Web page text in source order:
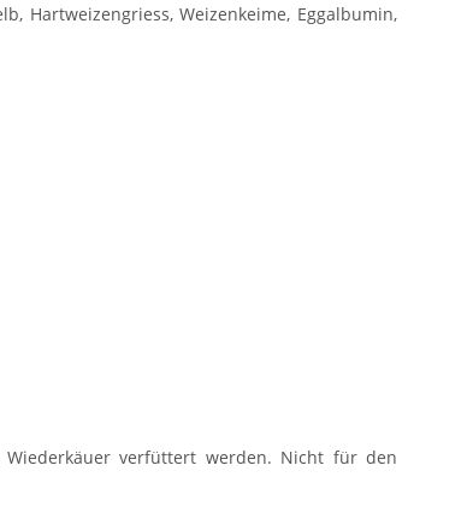
Hartweizengriess, Weizenkeime, Eggalbumin,
verfüttert werden. Nicht für den